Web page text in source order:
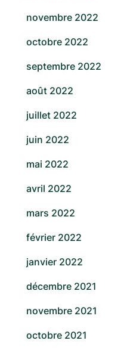
novembre 2022
octobre 2022
septembre 2022
août 2022
juillet 2022
juin 2022
mai 2022
avril 2022
mars 2022
février 2022
janvier 2022
décembre 2021
novembre 2021
octobre 2021